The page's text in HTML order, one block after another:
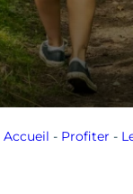
Accueil - Profiter -